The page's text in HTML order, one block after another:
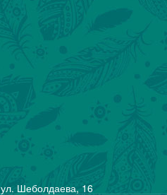
ул. Шеболдаева, 16